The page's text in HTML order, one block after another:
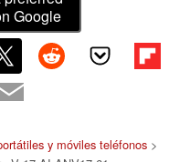
Google
y móviles teléfonos >